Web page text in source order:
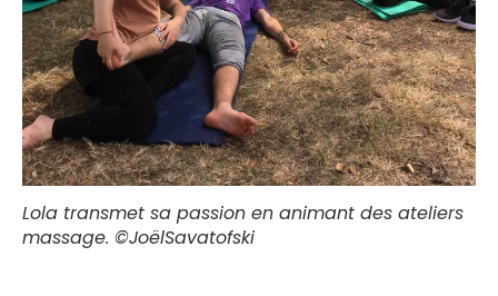
Lola transmet sa passion en animant des ateliers
massage. ©JoëlSavatofski